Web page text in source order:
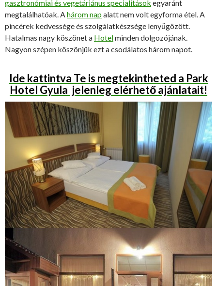
gasztronómiai és vegetáriánus specialitások egyaránt
megtalálhatóak. Ahárom nap alatt nem volt egyforma étel. A
pincérek kedvessége és szolgálatkészsége lenyűgözött.
Hatalmas nagy köszönet a Hotelminden dolgozójának.
Nagyon szépen köszönjük ezt a csodálatos három napot.
Ide kattintva Te is megtekintheted a Park
Hotel Gyula jelenleg elérhető ajánlatait!